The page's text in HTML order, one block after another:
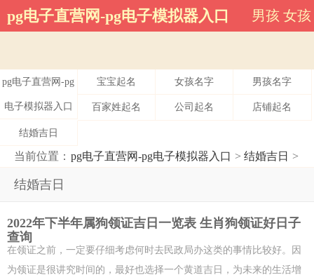
结婚吉日-pg电子直营网
pg电子直营网-pg电子模拟器入口 男孩 女孩
pg电子直营网-pg
电子模拟器入口
宝宝起名 女孩名字 男孩名字
百家姓起名 公司起名 店铺起名
结婚吉日
当前位置： pg电子直营网-pg电子模拟器入口 > 结婚吉日 >
结婚吉日
2022年下半年属狗领证吉日一览表 生肖狗领证好日子
查询
在领证之前，一定要仔细考虑何时去民政局办这类的事情比较好。因
为领证是很讲究时间的，最好也选择一个黄道吉日，为未来的生活增